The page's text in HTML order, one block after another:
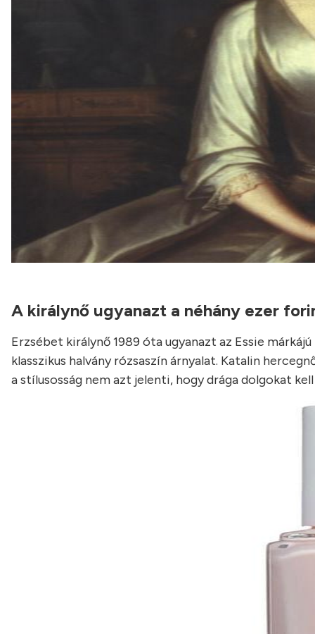
A királynő ugyanazt a néhány ezer
Erzsébet királynő 1989 óta ugyanazt az Essie
klasszikus halvány rózsaszín árnyalat. Katalin
a stílusosság nem azt jelenti, hogy drága dolgokat